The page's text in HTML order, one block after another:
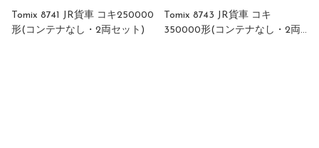
Tomix 8741 JR貨車 コキ250000
形(コンテナなし・2両セット)
Tomix 8743 JR貨車 コキ
350000形(コンテナなし・2両